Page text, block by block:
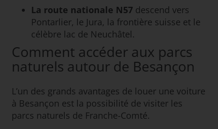
La route nationale N57 descend vers
Pontarlier, le Jura, la frontière suisse et le
célèbre lac de Neuchâtel.
Comment accéder aux parcs
naturels autour de Besançon
L’un des grands avantages de louer une voiture
à Besançon est la possibilité de visiter les
parcs naturels de Franche-Comté.